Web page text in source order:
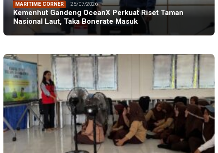
MARITIME CORNER 25/07/2026
Kemenhut Gandeng OceanX Perkuat Riset Taman
Nasional Laut, Taka Bonerate Masuk